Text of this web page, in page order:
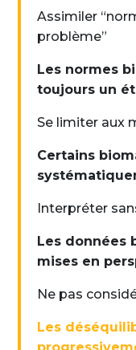
Assimiler
problème”
Les normes
toujours un
Se limiter aux
Certains
Interpréter
Les données
mises en
Ne pas
Les